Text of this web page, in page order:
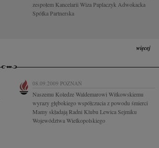
zespołem Kancelarii Wiza Paplaczyk Adwokacka
Spółka Partnerska
więcej
08.09.2009 POZNAŃ
Naszemu Koledze Waldemarowi Witkowskiemu
wyrazy głębokiego współczucia z powodu śmierci
Mamy składają Radni Klubu Lewica Sejmiku
Województwa Wielkopolskiego